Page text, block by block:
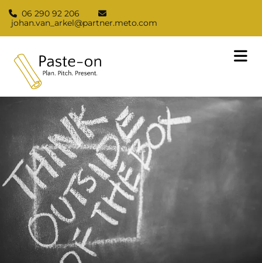
 06 290 92 206 
johan.van_arkel@partner.meto.com